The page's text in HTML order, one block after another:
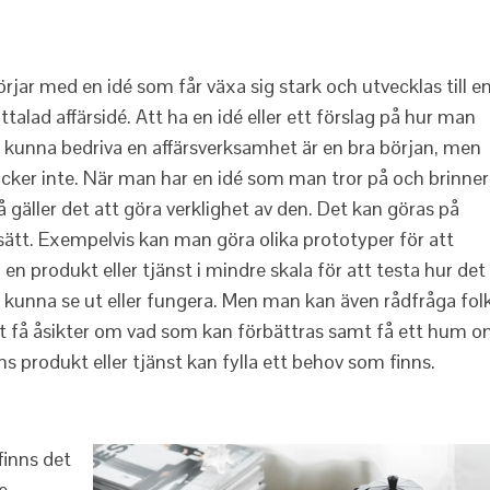
med en idé som får växa sig stark och utvecklas till
affärsidé. Att ha en idé eller ett förslag på hur man
bedriva en affärsverksamhet är en bra början, men
inte. När man har en idé som man tror på och brinner
gäller det att göra verklighet av den. Det kan göras på
Exempelvis kan man göra olika prototyper för att
en produkt eller tjänst i mindre skala för att testa hur det
se ut eller fungera. Men man kan även rådfråga
få åsikter om vad som kan förbättras samt få ett hum
produkt eller tjänst kan fylla ett behov som finns.
det